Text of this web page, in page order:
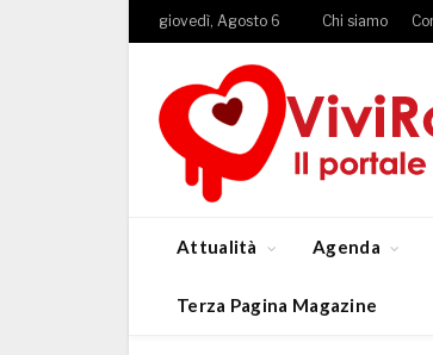
giovedì, Agosto 6 Chi siamo
Attualità Agenda
Terza Pagina Magazine